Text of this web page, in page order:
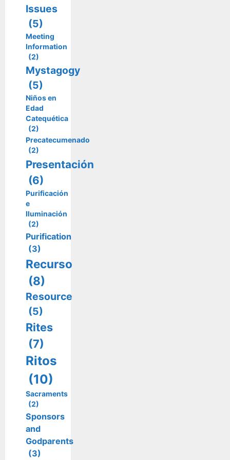
Issues
(5)
Meeting
Information
(2)
Mystagogy
(5)
Niños en
Edad
Catequética
(2)
Precatecumenado
(2)
Presentación
(6)
Purificación
e
Iluminación
(2)
Purification
(3)
Recurso
(8)
Resource
(5)
Rites
(7)
Ritos
(10)
Sacraments
(2)
Sponsors
and
Godparents
(3)